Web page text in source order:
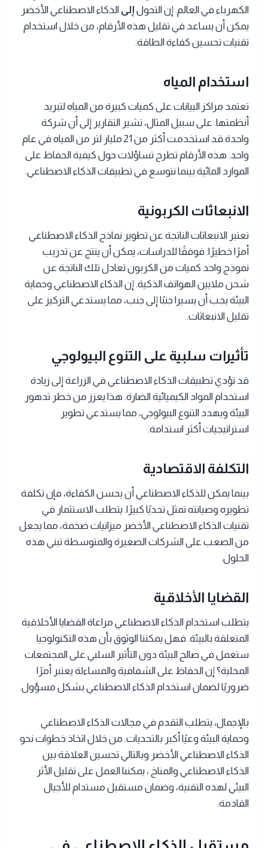
الكهرباء في العالم. إن التحول إلى الذكاء الاصطناعي الأخضر
يمكن أن يساعد في تقليل هذه الأرقام، من خلال استخدام
تقنيات تحسين كفاءة الطاقة.
استخدام المياه
تعتمد مراكز البيانات على كميات كبيرة من المياه لتبريد
أنظمتها. على سبيل المثال، تشير التقارير إلى أن شركة
واحدة قد استخدمت أكثر من 21 مليار لتر من المياه في عام
واحد. هذه الأرقام تطرح تساؤلات حول كيفية الحفاظ على
الموارد المائية بينما نتوسع في تطبيقات الذكاء الاصطناعي.
الانبعاثات الكربونية
تعتبر الانبعاثات الناتجة عن تطوير نماذج الذكاء الاصطناعي
أمرًا خطيرًا. فوفقًا للدراسات، يمكن أن ينتج عن تدريب
نموذج واحد كميات من الكربون تعادل تلك الناتجة عن
شحن ملايين الهواتف الذكية. إن الذكاء الاصطناعي وحماية
البيئةيجب أن يسيرا جنبًا إلى جنب، مما يستدعي التركيز على
تقليل الانبعاثات.
تأثيرات سلبية على التنوع البيولوجي
قد تؤدي تطبيقات الذكاء الاصطناعي في الزراعة إلى زيادة
استخدام المواد الكيميائية الضارة. هذا يعزز من خطر تدهور
البيئة ويهدد التنوع البيولوجي، مما يستدعي تطوير
استراتيجيات أكثر استدامة.
التكلفة الاقتصادية
بينما يمكن للذكاء الاصطناعي أن يحسن الكفاءة، فإن تكلفة
تطويره وصيانته تمثل تحديًا كبيرًا. يتطلب الاستثمار في
تقنيات الذكاء الاصطناعي الأخضر ميزانيات ضخمة، مما يجعل
من الصعب على الشركات الصغيرة والمتوسطة تبني هذه
الحلول.
القضايا الأخلاقية
يتطلب استخدام الذكاء الاصطناعي مراعاة القضايا الأخلاقية
المتعلقة بالبيئة. فهل يمكننا الوثوق بأن هذه التكنولوجيا
ستعمل في صالح البيئة دون التأثير السلبي على المجتمعات
المحلية؟ إن الحفاظ على الشفافية والمساءلة يعتبر أمرًا
ضروريًا لضمان استخدام الذكاء الاصطناعي بشكل مسؤول.
بالإجمال، يتطلب التقدم في مجالات الذكاء الاصطناعي
وحماية البيئة وعيًا أكبر بالتحديات. من خلال اتخاذ خطوات نحو
الذكاء الاصطناعي الأخضر وبالتالي تحسين العلاقة بين
الذكاء الاصطناعي والمناخ ، يمكننا العمل على تقليل الأثر
البيئي لهذه التقنية، وضمان مستقبل مستدام للأجيال
القادمة.